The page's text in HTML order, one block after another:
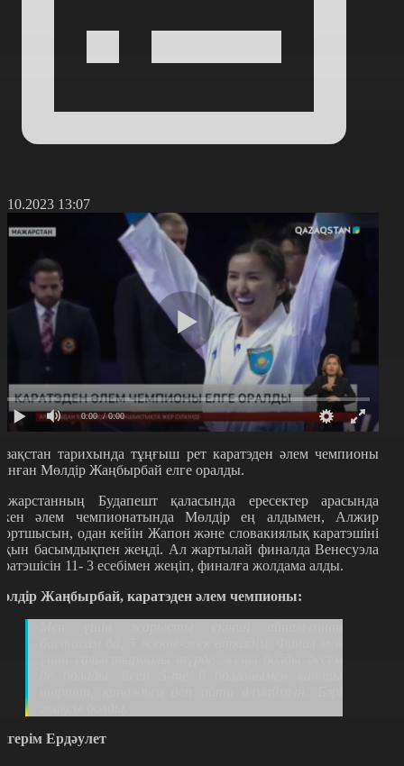
13:07
0:00 / 0:00
тарихында тұңғыш рет каратэден әлем чемпионы
Мөлдір Жаңбырбай елге оралды.
Будапешт қаласында ересектер арасында
әлем чемпионатында Мөлдір ең алдымен, Алжир
одан кейін Жапон және словакиялық каратэшіні
басымдықпен жеңді. Ал жартылай финалда Венесуэла
11- 3 есебімен жеңіп, финалға жолдама алды.
Жаңбырбай, каратэден әлем чемпионы:
Ердәулет